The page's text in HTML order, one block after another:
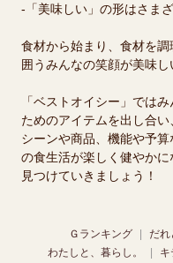
-「美味しい」の形はさま
食材から始まり、食材を
囲うみんなの笑顔が美味し
「ベストオイシー」では
ためのアイテムを出し合い
シーンや商品、機能や予
の食生活が楽しく健やか
見つけていきましょう！
Ｇランキング だれ
わたしと、暮らし。
キ